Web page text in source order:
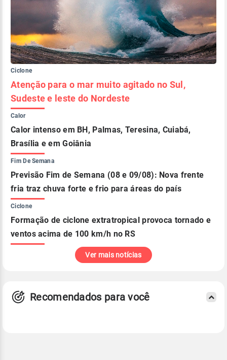
Ciclone
Atenção para o mar muito agitado no Sul,
Sudeste e leste do Nordeste
Calor
Calor intenso em BH, Palmas, Teresina, Cuiabá,
Brasília e em Goiânia
Fim De Semana
Previsão Fim de Semana (08 e 09/08): Nova frente
fria traz chuva forte e frio para áreas do país
Ciclone
Formação de ciclone extratropical provoca tornado e
ventos acima de 100 km/h no RS
Ver mais notícias
Recomendados para você